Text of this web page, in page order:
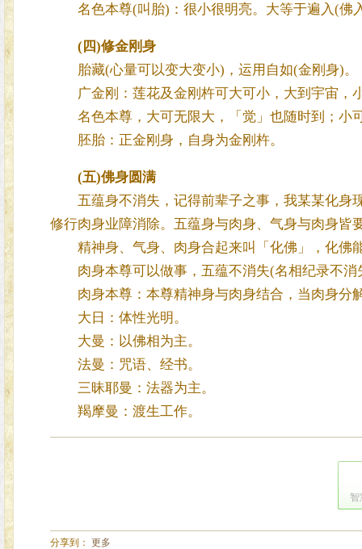
名色本尊(叫胎)：很小很明亮。大等于遍入(佛
(四)修金刚身
胎藏(心量可以变大变小)，运用自如(金刚身)。
广金刚：莲花及金刚杵可大可小，大到宇宙，
名色本尊，大可无限大，「觉」也随时到；小
胚胎：正金刚身，自身为金刚杵。
(五)佛身圆满
五蕴身不消失，记得前辈子之事，我某某化身
修行肉身业障消除。五蕴身与肉身、气身与肉身皆
精神身、气身、肉身合起来叫「化佛」，化佛
肉身本尊可以做事，五蕴不消失(名相纪录不消
肉身本尊：本尊精神身与肉身结合，当肉身分
大日：体性光明。
大曼：以佛相为主。
法曼：咒语、经书。
三昧耶曼：法器为主。
羯摩曼：渡生工作。
智
分享到： 更多